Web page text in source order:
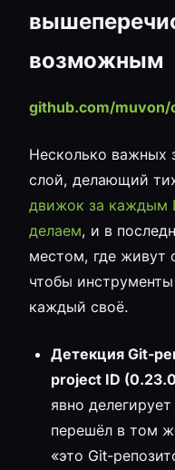
возможным
github.com/muvon/
Несколько важных
слой, делающий
движок за каждым
делаем, и в
местом, где живут
чтобы
каждый своё.
Детекция Git-
project ID
явно
перешёл в том
«это Git-